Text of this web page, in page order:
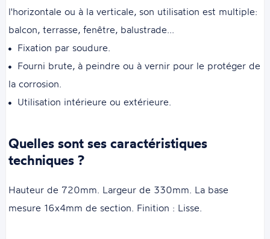
l'horizontale ou à la verticale, son utilisation est multiple:
balcon, terrasse, fenêtre, balustrade...
Fixation par soudure.
Fourni brute, à peindre ou à vernir pour le protéger de
la corrosion.
Utilisation intérieure ou extérieure.
Quelles sont ses caractéristiques
techniques ?
Hauteur de 720mm. Largeur de 330mm. La base
mesure 16x4mm de section. Finition : Lisse.